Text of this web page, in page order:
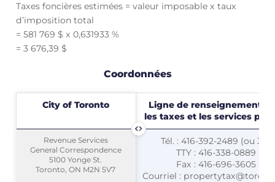
Taxes foncières estimées = valeur imposable x taux
d’imposition total
= 581 769 $ x 0,631933 %
= 3 676,39 $
Coordonnées
City of Toronto
Ligne de renseignements
les taxes et les services
Revenue Services
General Correspondence
5100 Yonge St.
Toronto, ON M2N 5V7
Tél. : 416-392-2489 (ou 311)
TTY : 416-338-0889
Fax : 416-696-3605
Courriel :
City of Toronto
Revenue Services
General Correspondence
5100 Yonge St.
Toronto, ON M2N 5V7